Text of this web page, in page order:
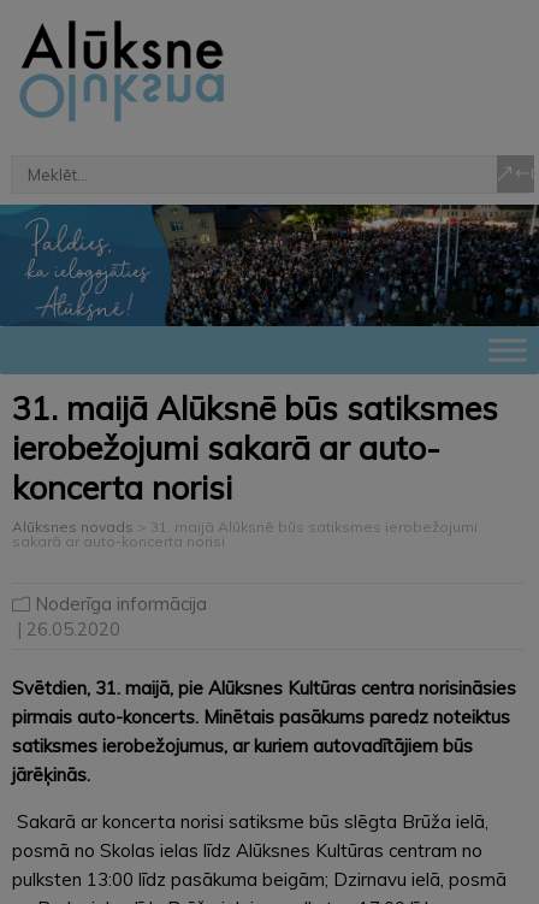
31. maijā Alūksnē būs satiksmes
ierobežojumi sakarā ar auto-
koncerta norisi
Alūksnes novads > 31. maijā Alūksnē būs satiksmes ierobežojumi
sakarā ar auto-koncerta norisi
Noderīga informācija
| 26.05.2020
Svētdien, 31. maijā, pie Alūksnes Kultūras centra norisināsies
pirmais auto-koncerts. Minētais pasākums paredz noteiktus
satiksmes ierobežojumus, ar kuriem autovadītājiem būs
jārēķinās.
Sakarā ar koncerta norisi satiksme būs slēgta Brūža ielā,
posmā no Skolas ielas līdz Alūksnes Kultūras centram no
pulksten 13:00 līdz pasākuma beigām; Dzirnavu ielā, posmā